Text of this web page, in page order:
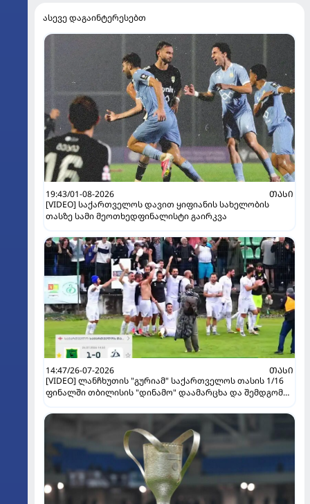
ასევე დაგაინტერესებთ
19:43/01-08-2026
ᲗᲐᲡᲘ
[VIDEO] საქართველოს დავით ყიფიანის სახელობის
თასზე სამი მეოთხედფინალისტი გაირკვა
14:47/26-07-2026
ᲗᲐᲡᲘ
[VIDEO] ლანჩხუთის "გურიამ" საქართველოს თასის 1/16
ფინალში თბილისის "დინამო" დაამარცხა და შემდგომ